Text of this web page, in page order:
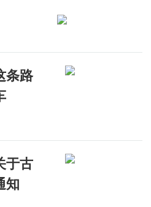
条路
于古
知